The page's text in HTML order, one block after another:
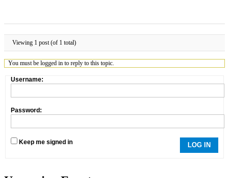
Viewing 1 post (of 1 total)
You must be logged in to reply to this topic.
Username:
Password:
Keep me signed in LOG IN